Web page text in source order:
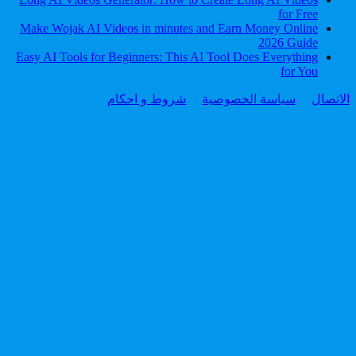
for Free
Make Wojak AI Videos in minutes and Earn Money Online
2026 Guide
Easy AI Tools for Beginners: This AI Tool Does Everything
for You
الاتصال سياسة الخصوصية شروط و احكام